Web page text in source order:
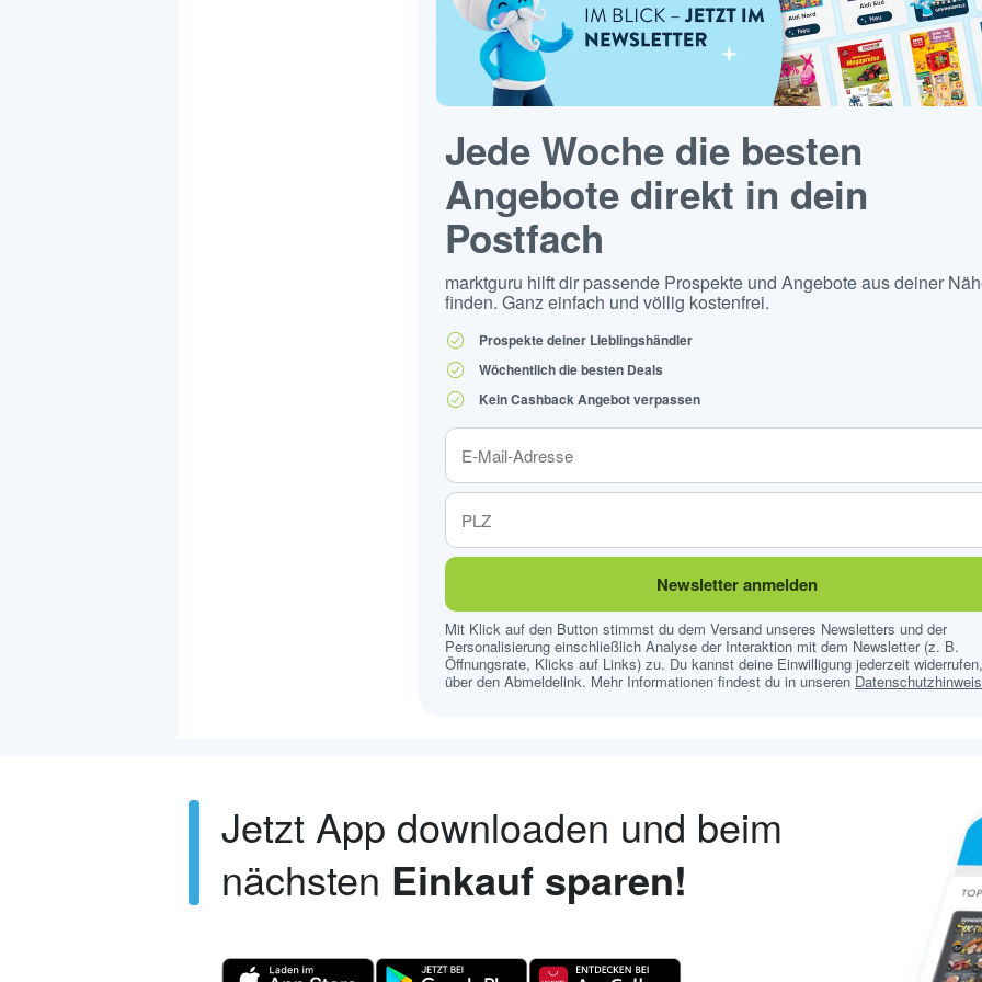
Jede Woche die besten
Angebote direkt in dein
Postfach
marktguru hilft dir passende Prospekte und Angebote aus deiner
finden. Ganz einfach und völlig kostenfrei.
Prospekte deiner Lieblingshändler
Wöchentlich die besten Deals
Kein Cashback Angebot verpassen
Newsletter anmelden
Mit Klick auf den Button stimmst du dem Versand unseres Newsletters und der
Personalisierung einschließlich Analyse der Interaktion mit dem Newsletter (z. B.
Öffnungsrate, Klicks auf Links) zu. Du kannst deine Einwilligung jederzeit
über den Abmeldelink. Mehr Informationen findest du in unseren
Jetzt App downloaden und beim
nächsten Einkauf sparen!